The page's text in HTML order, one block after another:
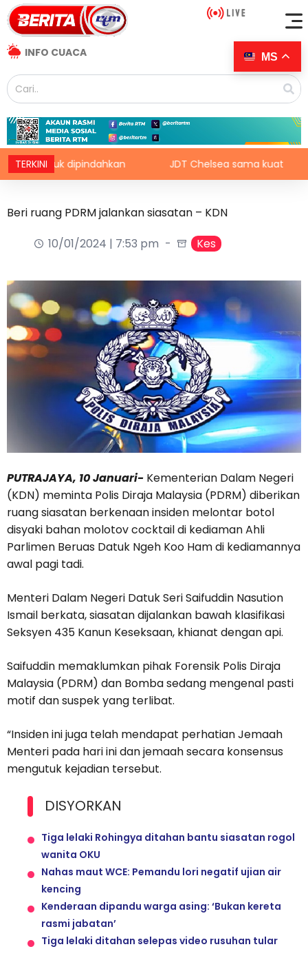
INFO CUACA
TERKINIdipindahkan JDT Chelsea sama kuat
Beri ruang PDRM jalankan siasatan – KDN
10/01/2024 | 7:53 pm
Kes
PUTRAJAYA, 10 Januari- Kementerian Dalam Negeri
(KDN) meminta Polis Diraja Malaysia (PDRM) diberikan
ruang siasatan berkenaan insiden melontar botol
disyaki bahan molotov cocktail di kediaman Ahli
Parlimen Beruas Datuk Ngeh Koo Ham di kediamannya
awal pagi tadi.
Menteri Dalam Negeri Datuk Seri Saifuddin Nasution
Ismail berkata, siasatan dijalankan bawah klasifikasi
Seksyen 435 Kanun Keseksaan, khianat dengan api.
Saifuddin memaklumkan pihak Forensik Polis Diraja
Malaysia (PDRM) dan Bomba sedang mengenal pasti
motif dan suspek yang terlibat.
“Insiden ini juga telah mendapat perhatian Jemaah
Menteri pada hari ini dan jemaah secara konsensus
mengutuk kejadian tersebut.
DISYORKAN
Tiga lelaki Rohingya ditahan bantu siasatan rogol
wanita OKU
Nahas maut WCE: Pemandu lori negatif ujian air
kencing
Kenderaan dipandu warga asing: ‘Bukan kereta
rasmi jabatan’
Tiga lelaki ditahan selepas video rusuhan tular
MS